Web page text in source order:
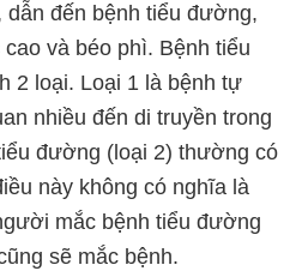
dẫn đến bệnh tiểu đường,
và béo phì. Bệnh tiểu
2 loại. Loại 1 là bệnh tự
nhiều đến di truyền trong
đường (loại 2) thường có
này không có nghĩa là
mắc bệnh tiểu đường
sẽ mắc bệnh.